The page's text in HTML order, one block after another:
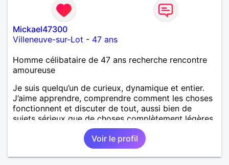
Mickael47300
Villeneuve-sur-Lot - 47 ans
Homme célibataire de 47 ans recherche rencontre
amoureuse
Je suis quelqu’un de curieux, dynamique et entier.
J’aime apprendre, comprendre comment les choses
fonctionnent et discuter de tout, aussi bien de
sujets sérieux que de choses complètement légères.
J’ai beaucoup d’énergie, un caractère affirmé et je
prends naturellement ma place, mais je suis aussi
attentionné, respectueux et à l’écoute. Je préfère les
relations simples, honnêtes et sans jeux inutiles.
Voir le profil